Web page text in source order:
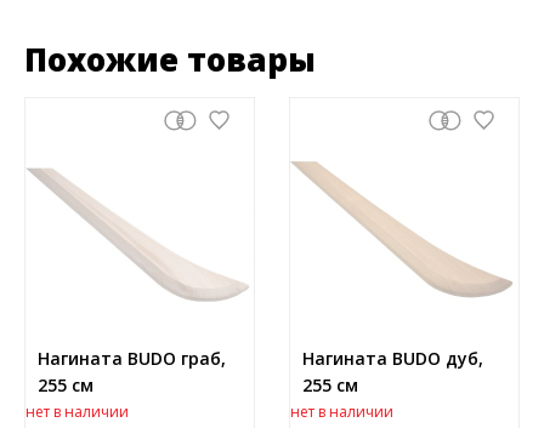
Похожие товары
Нагината BUDO граб,
255 см
нет в наличии
Нагината BUDO дуб,
255 см
нет в наличии